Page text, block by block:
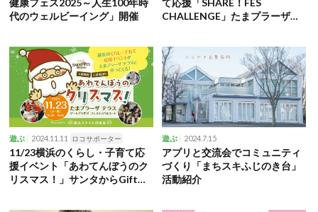
健康フェス2025～人生100年時
代のウェルビーイング」開催
て応援「SHARE！FES
CHALLENGE」たまプラーザテ
遊ぶ 2024.11.11 ロコサポーター
11/23横浜のくらし・子育て応
援イベント「あわてんぼうのク
リスマス！」サンタからGift、
遊ぶ 2024.7.15
アプリと交流会でコミュニティ
づくり「まちスキふじのき台」
活動紹介